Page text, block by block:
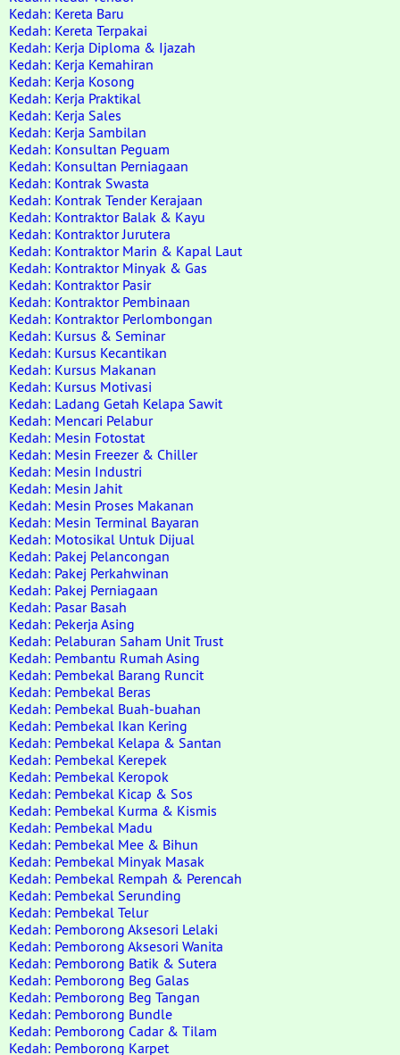
Kedah: Kereta Baru
Kedah: Kereta Terpakai
Kedah: Kerja Diploma & Ijazah
Kedah: Kerja Kemahiran
Kedah: Kerja Kosong
Kedah: Kerja Praktikal
Kedah: Kerja Sales
Kedah: Kerja Sambilan
Kedah: Konsultan Peguam
Kedah: Konsultan Perniagaan
Kedah: Kontrak Swasta
Kedah: Kontrak Tender Kerajaan
Kedah: Kontraktor Balak & Kayu
Kedah: Kontraktor Jurutera
Kedah: Kontraktor Marin & Kapal Laut
Kedah: Kontraktor Minyak & Gas
Kedah: Kontraktor Pasir
Kedah: Kontraktor Pembinaan
Kedah: Kontraktor Perlombongan
Kedah: Kursus & Seminar
Kedah: Kursus Kecantikan
Kedah: Kursus Makanan
Kedah: Kursus Motivasi
Kedah: Ladang Getah Kelapa Sawit
Kedah: Mencari Pelabur
Kedah: Mesin Fotostat
Kedah: Mesin Freezer & Chiller
Kedah: Mesin Industri
Kedah: Mesin Jahit
Kedah: Mesin Proses Makanan
Kedah: Mesin Terminal Bayaran
Kedah: Motosikal Untuk Dijual
Kedah: Pakej Pelancongan
Kedah: Pakej Perkahwinan
Kedah: Pakej Perniagaan
Kedah: Pasar Basah
Kedah: Pekerja Asing
Kedah: Pelaburan Saham Unit Trust
Kedah: Pembantu Rumah Asing
Kedah: Pembekal Barang Runcit
Kedah: Pembekal Beras
Kedah: Pembekal Buah-buahan
Kedah: Pembekal Ikan Kering
Kedah: Pembekal Kelapa & Santan
Kedah: Pembekal Kerepek
Kedah: Pembekal Keropok
Kedah: Pembekal Kicap & Sos
Kedah: Pembekal Kurma & Kismis
Kedah: Pembekal Madu
Kedah: Pembekal Mee & Bihun
Kedah: Pembekal Minyak Masak
Kedah: Pembekal Rempah & Perencah
Kedah: Pembekal Serunding
Kedah: Pembekal Telur
Kedah: Pemborong Aksesori Lelaki
Kedah: Pemborong Aksesori Wanita
Kedah: Pemborong Batik & Sutera
Kedah: Pemborong Beg Galas
Kedah: Pemborong Beg Tangan
Kedah: Pemborong Bundle
Kedah: Pemborong Cadar & Tilam
Kedah: Pemborong Karpet